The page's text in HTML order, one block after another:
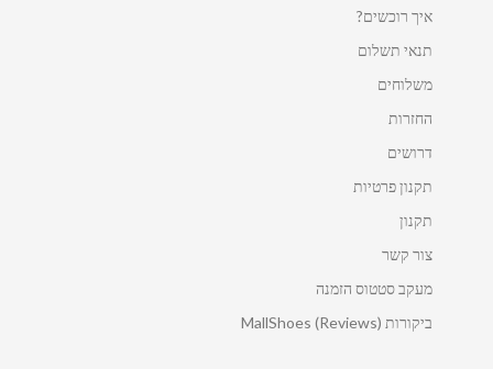
איך רוכשים?
תנאי תשלום
משלוחים
החזרות
דרושים
תקנון פרטיות
תקנון
צור קשר
מעקב סטטוס הזמנה
ביקורות MallShoes (Reviews)